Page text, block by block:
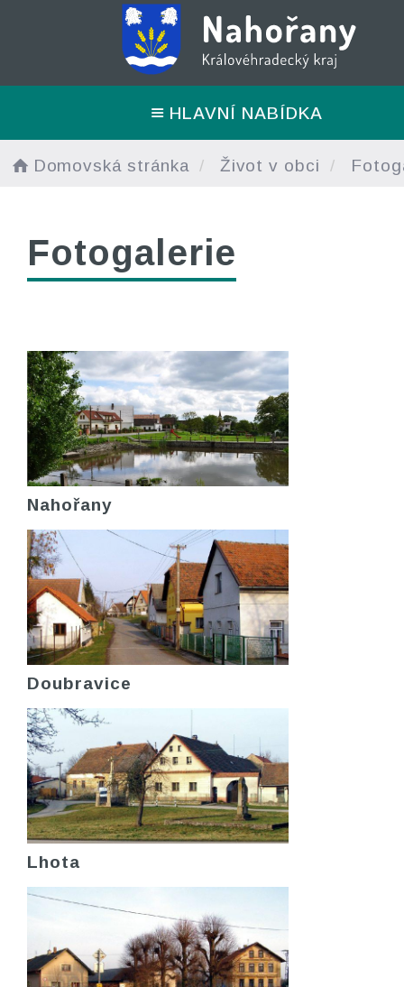
HLAVNÍ NABÍDKA
Domovská stránka Život v obci
Fotogalerie
Nahořany
Doubravice
Lhota